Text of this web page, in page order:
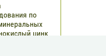
по
цинк